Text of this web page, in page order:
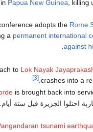
Papua New Guinea ,
Rome
a permanent international
against
.
Lok Nayak
crashes into a
[3]
is brought back into
احتلوا الجزيرة قبل ستة
tsunami